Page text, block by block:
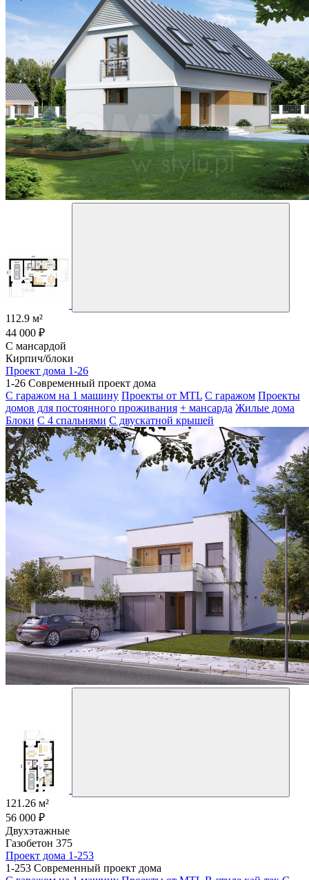
112.9 м²
44 000 ₽
С мансардой
Кирпич/блоки
Проект дома 1-26
1-26 Современный проект дома
С гаражом на 1 машину Проекты от MTL С гаражом Проекты
домов для постоянного проживания + мансарда Жилые дома
Блоки С 4 спальнями С двускатной крышей
121.26 м²
56 000 ₽
Двухэтажные
Газобетон 375
Проект дома 1-253
1-253 Современный проект дома